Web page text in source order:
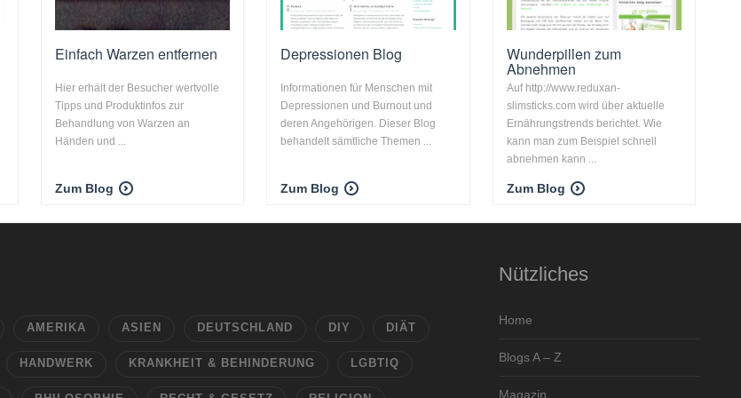
Einfach Warzen entfernen
Hier erhält der Besucher wertvolle
Tipps und Produktinfos zur
Behandlung von Warzen an
Händen und ...
Zum Blog
Depressionen Blog
Informationen für Menschen mit
Depressionen und Burnout und
deren Angehörigen. Dieser Blog
behandelt sämtliche Themen ...
Zum Blog
Wunderpillen zum
Abnehmen
Auf http://www.reduxan-
slimsticks.com wird über aktuelle
Ernährungstrends berichtet. Wie
kann man zum Beispiel schnell
abnehmen kann ...
Zum Blog
AMERIKA ASIEN DEUTSCHLAND DIY DIÄT
HANDWERK KRANKHEIT & BEHINDERUNG LGBTIQ
Nützliches
Home
Blogs A – Z
Magazin